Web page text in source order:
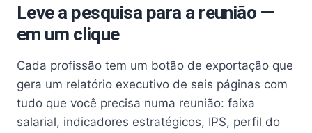
Leve a pesquisa para a reunião —
em um clique
Cada profissão tem um botão de exportação que
gera um relatório executivo de seis páginas com
tudo que você precisa numa reunião: faixa
salarial, indicadores estratégicos, IPS, perfil do